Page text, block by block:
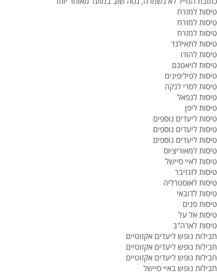
טיסות למזרח
טיסות למזרח
טיסות למזרח
טיסות לתאילנד
טיסות להודו
טיסות לויאטנם
טיסות לפיליפינים
טיסות לסרי לנקה
טיסות לנפאל
טיסות ליפן
טיסות ליעדים נוספים
טיסות ליעדים נוספים
טיסות ליעדים נוספים
טיסות למאוריציוס
טיסות לאיי סיישל
טיסות לזנזיבר
טיסות לאוסטרליה
טיסות לדובאי
טיסות פנים
טיסות אל על
טיסות לארה"ב
חבילות נופש ליעדים אקזוטיים
חבילות נופש ליעדים אקזוטיים
חבילות נופש ליעדים אקזוטיים
חבילות נופש באיי סיישל